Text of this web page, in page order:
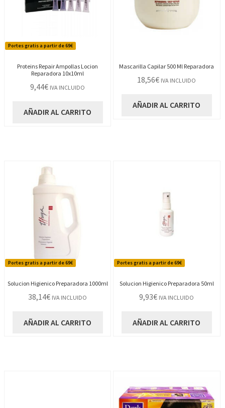
Portes gratis a partir de 69€
Proteins Repair Ampollas Locion
Reparadora 10x10ml
9,44€ IVA INCLUIDO
AÑADIR AL CARRITO
Mascarilla Capilar 500 Ml Reparadora
18,56€ IVA INCLUIDO
AÑADIR AL CARRITO
Portes gratis a partir de 69€
Solucion Higienico Preparadora 1000ml
38,14€ IVA INCLUIDO
AÑADIR AL CARRITO
Portes gratis a partir de 69€
Solucion Higienico Preparadora 50ml
9,93€ IVA INCLUIDO
AÑADIR AL CARRITO